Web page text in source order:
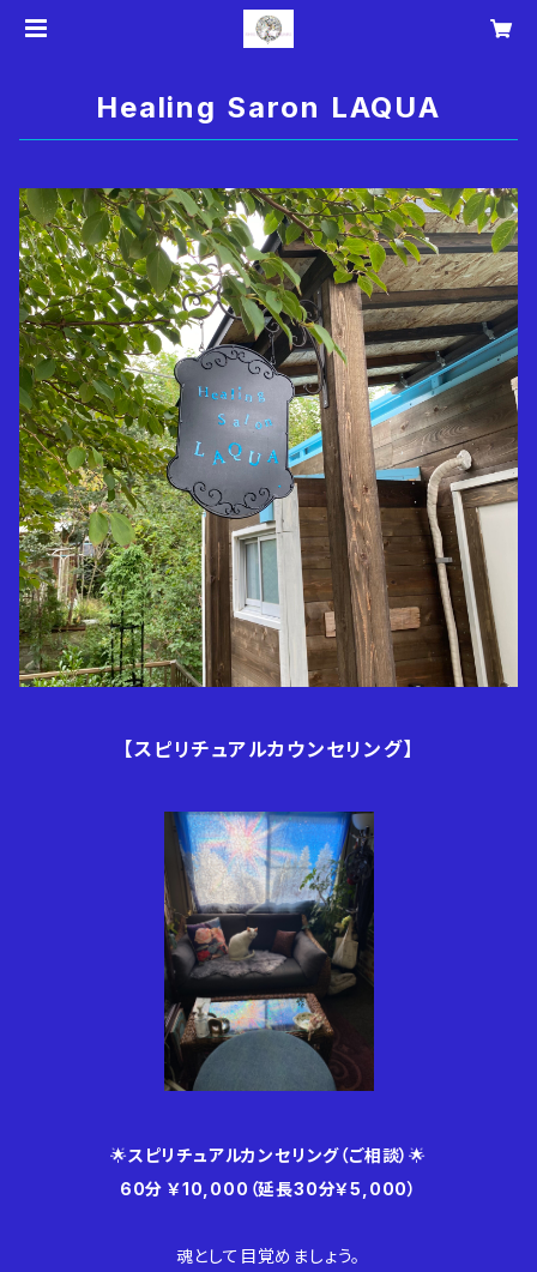
Healing Saron LAQUA
【スピリチュアルカウンセリング】
🌟スピリチュアルカンセリング（ご相談）🌟
60分 ￥10,000（延長30分￥5,000）
魂として目覚めましょう。